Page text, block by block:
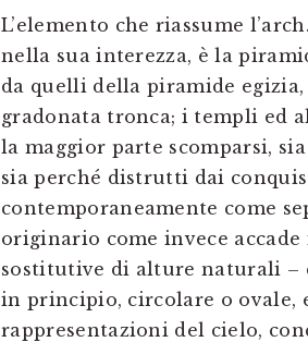
L’elemento che riassume
nella sua interezza, è la
da quelli della piramide
gradonata tronca; i templi ed
la maggior parte scomparsi,
sia perché distrutti dai
contemporaneamente come
originario come invece
sostitutive di alture naturali –
in principio, circolare o ovale,
rappresentazioni del cielo,